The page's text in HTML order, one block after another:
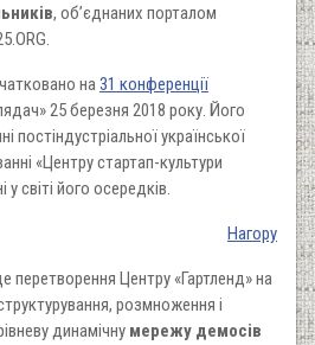
, об’єднаних порталом
на31 конференції
25 березня 2018 року. Його
постіндустріальної української
«Центру стартап-культури
світі його осередків.
Нагору
перетворення Центру «Гартленд» на
розмноження і
динамічну мережу демосів